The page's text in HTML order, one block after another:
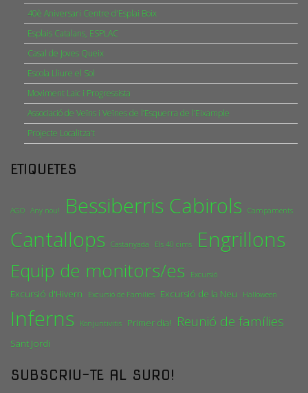
40è Aniversari Centre d'Esplai Boix
Esplais Catalans, ESPLAC
Casal de Joves Queix
Escola Lliure el Sol
Moviment Laic i Progressista
Associació de Veïns i Veïnes de l’Esquerra de l’Eixample
Projecte Localitza’t
ETIQUETES
AGO Any nou! Bessiberris Cabirols Campaments
Cantallops Castanyada Els 40 cims Engrillons
Equip de monitors/es Excursió
Excursió d'Hivern Excursió de Famílies Excursió de la Neu Halloween
Inferns Konjuntivitis Primer dia! Reunió de famílies
Sant Jordi
SUBSCRIU-TE AL SURO!